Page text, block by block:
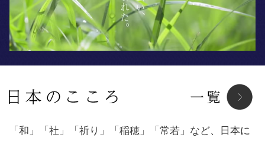
「和」「社」「祈り」「稲穂」「常若」など、
日本に